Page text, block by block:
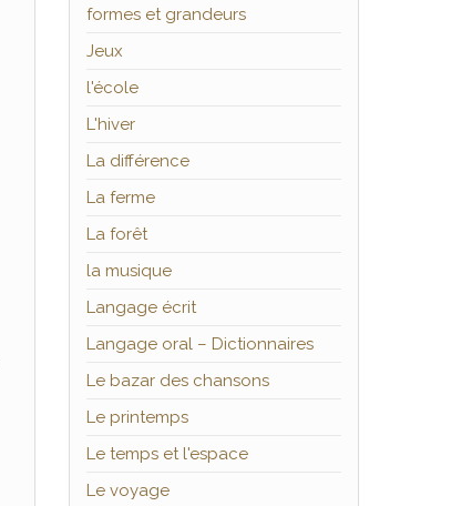
formes et grandeurs
Jeux
l'école
L'hiver
La différence
La ferme
La forêt
la musique
Langage écrit
Langage oral – Dictionnaires
Le bazar des chansons
Le printemps
Le temps et l'espace
Le voyage